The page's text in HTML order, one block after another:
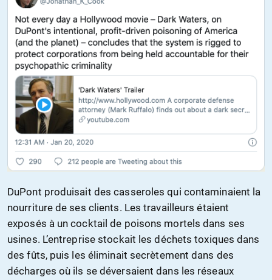
DuPont produisait des casseroles qui contaminaient la
nourriture de ses clients. Les travailleurs étaient
exposés à un cocktail de poisons mortels dans ses
usines. L’entreprise stockait les déchets toxiques dans
des fûts, puis les éliminait secrètement dans des
décharges où ils se déversaient dans les réseaux